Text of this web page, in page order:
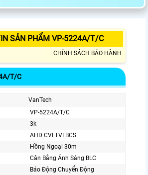
SẢN PHẨM VP-5224A/T/C
CHÍNH SÁCH BẢO HÀNH
T/C
VanTech
VP-5224A/T/C
3k
AHD CVI TVI BCS
Hồng Ngoại 30m
Cân Bằng Ánh Sáng BLC
Báo Động Chuyển Động